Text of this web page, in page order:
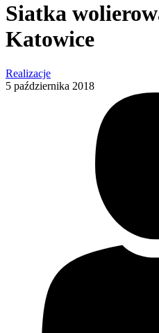
Siatka
Katowice
Realizacje
5 października 2018